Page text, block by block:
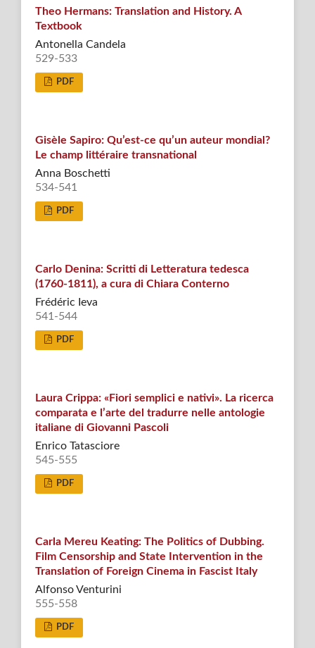
Theo Hermans: Translation and History. A
Textbook
Antonella Candela
529-533
PDF
Gisèle Sapiro: Qu’est-ce qu’un auteur mondial?
Le champ littéraire transnational
Anna Boschetti
534-541
PDF
Carlo Denina: Scritti di Letteratura tedesca
(1760-1811), a cura di Chiara Conterno
Frédéric Ieva
541-544
PDF
Laura Crippa: «Fiori semplici e nativi». La ricerca
comparata e l’arte del tradurre nelle antologie
italiane di Giovanni Pascoli
Enrico Tatasciore
545-555
PDF
Carla Mereu Keating: The Politics of Dubbing.
Film Censorship and State Intervention in the
Translation of Foreign Cinema in Fascist Italy
Alfonso Venturini
555-558
PDF